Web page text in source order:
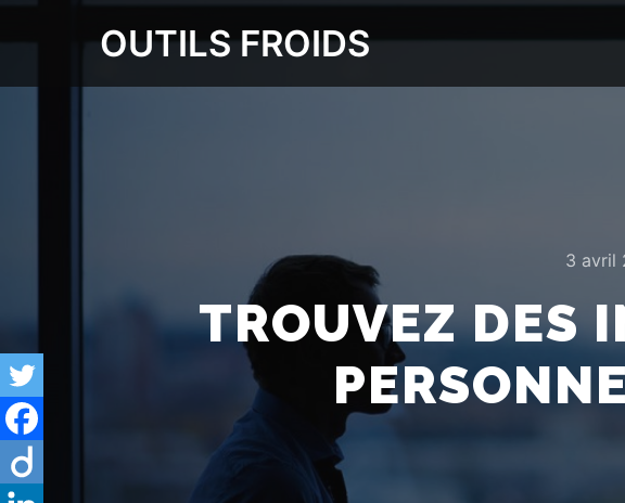
OUTILS FROIDS
3 avril
TROUVEZ DES